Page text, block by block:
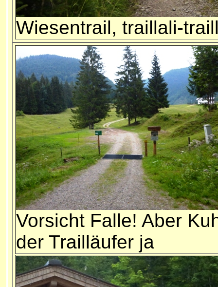
Wiesentrail, traillali-
Vorsicht Falle! Aber
der Trailläufer ja